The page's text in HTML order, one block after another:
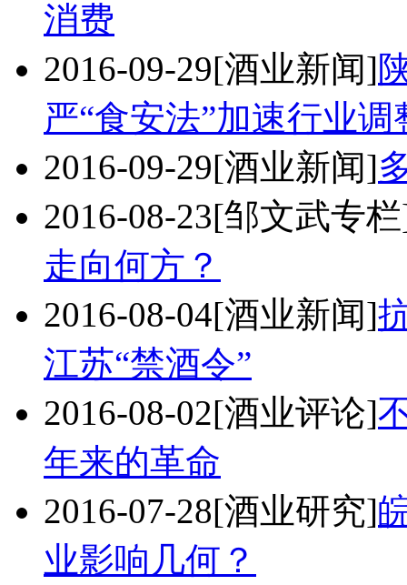
消费
2016-09-29[酒业新闻]
严“食安法”加速行业调
2016-09-29[酒业新闻]
2016-08-23[邹文武专
走向何方？
2016-08-04[酒业新闻]
江苏“禁酒令”
2016-08-02[酒业评论]
年来的革命
2016-07-28[酒业研究]
业影响几何？